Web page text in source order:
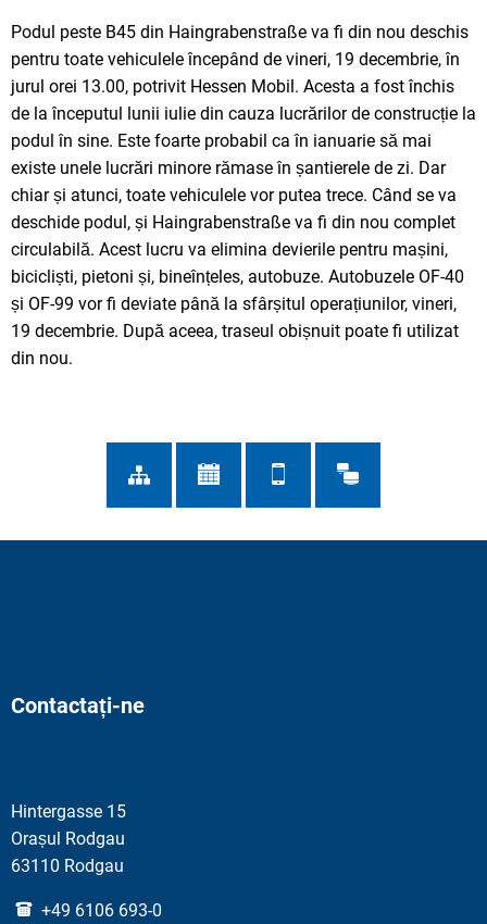
Podul peste B45 din Haingrabenstraße va fi din nou deschis
pentru toate vehiculele începând de vineri, 19 decembrie, în
jurul orei 13.00, potrivit Hessen Mobil. Acesta a fost închis
de la începutul lunii iulie din cauza lucrărilor de construcție la
podul în sine. Este foarte probabil ca în ianuarie să mai
existe unele lucrări minore rămase în șantierele de zi. Dar
chiar și atunci, toate vehiculele vor putea trece. Când se va
deschide podul, și Haingrabenstraße va fi din nou complet
circulabilă. Acest lucru va elimina devierile pentru mașini,
bicicliști, pietoni și, bineînțeles, autobuze. Autobuzele OF-40
și OF-99 vor fi deviate până la sfârșitul operațiunilor, vineri,
19 decembrie. După aceea, traseul obișnuit poate fi utilizat
din nou.
Contactați-ne
Hintergasse 15
Orașul Rodgau
63110 Rodgau
+49 6106 693-0